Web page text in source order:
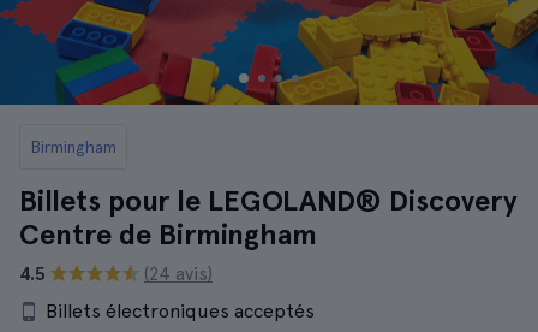
Birmingham
Billets pour le LEGOLAND® Discovery
Centre de Birmingham
4.5
(24 avis)
Billets électroniques acceptés